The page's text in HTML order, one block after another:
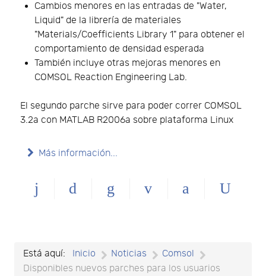
Cambios menores en las entradas de "Water,
Liquid" de la librería de materiales
"Materials/Coefficients Library 1" para obtener el
comportamiento de densidad esperada
También incluye otras mejoras menores en
COMSOL Reaction Engineering Lab.
El segundo parche sirve para poder correr COMSOL
3.2a con MATLAB R2006a sobre plataforma Linux
Más información...
Está aquí: Inicio Noticias
Comsol
Disponibles nuevos parches para los usuarios